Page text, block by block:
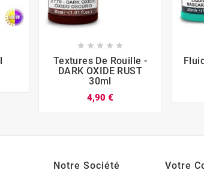
 
    
Textures De Rouille -
DARK OXIDE RUST
30ml
4,90 €
Notre Société Votre